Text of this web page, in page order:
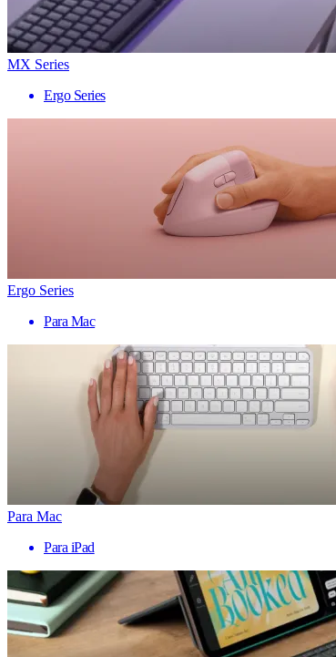
MX Series
Ergo Series
Ergo Series
Para Mac
Para Mac
Para iPad